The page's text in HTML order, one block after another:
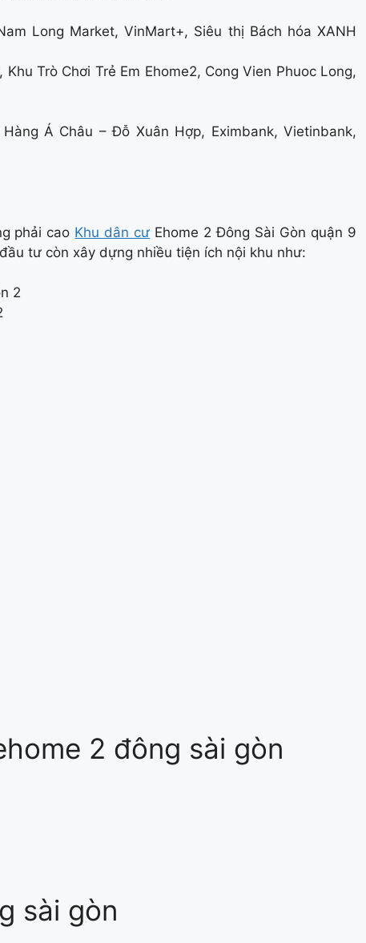
Long Market, VinMart+, Siêu thị Bách hóa XANH
Trò Chơi Trẻ Em Ehome2, Cong Vien Phuoc Long,
Á Châu – Đỗ Xuân Hợp, Eximbank, Vietinbank,
phải cao Khu dân cư Ehome 2 Đông Sài Gòn quận 9
tư còn xây dựng nhiều tiện ích nội khu như:
2
2 đông sài gòn
sài gòn